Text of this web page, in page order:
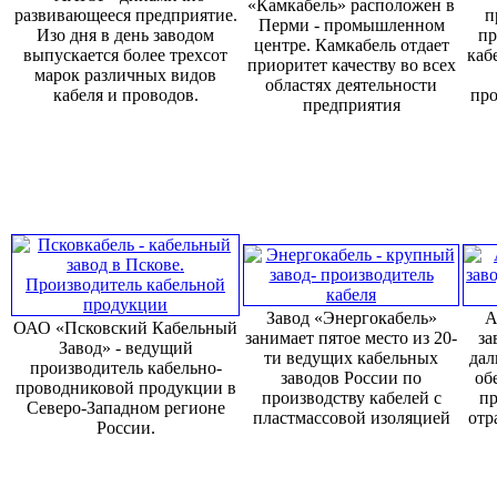
развивающееся предприятие.
Изо дня в день заводом
выпускается более трехсот
марок различных видов
кабеля и проводов.
«Камкабель» расположен в
Перми - промышленном
центре. Камкабель отдает
приоритет качеству во всех
областях деятельности
предприятия
ОАО «Псковский Кабельный
Завод» - ведущий
производитель кабельно-
проводниковой продукции в
Северо-Западном регионе
России.
Завод «Энергокабель»
занимает пятое место из 20-
ти ведущих кабельных
заводов России по
производству кабелей с
пластмассовой изоляцией